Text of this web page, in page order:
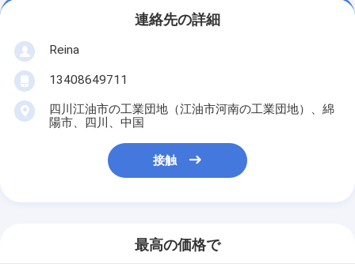
連絡先の詳細
Reina
13408649711
四川江油市の工業団地（江油市河南の工業団地）、綿
陽市、四川、中国
接触
最高の価格で